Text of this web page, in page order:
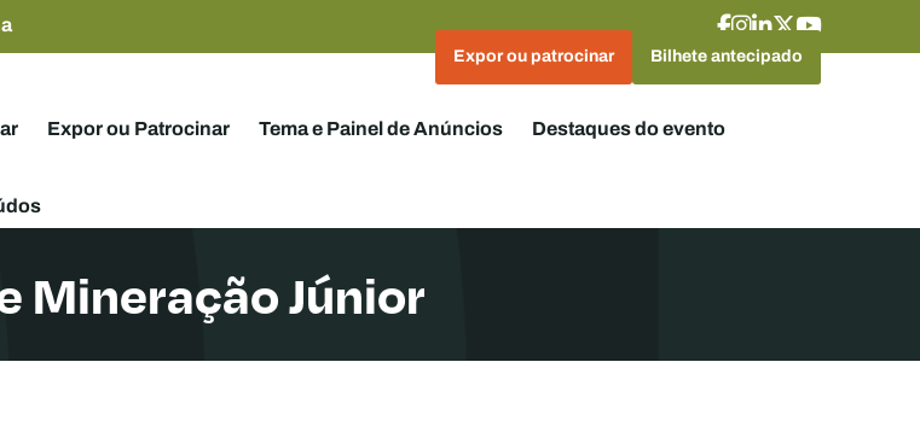
Expor ou patrocinar Bilhete antecipado
Expor ou Patrocinar Tema e Painel de Anúncios Destaques do evento
Mineração Júnior